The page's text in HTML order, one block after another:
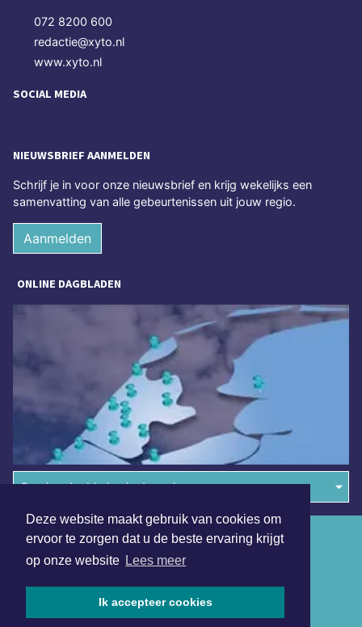
Deze website maakt gebruik van cookies om
ervoor te zorgen dat u de beste ervaring krijgt
op onze website Lees meer
Ik accepteer cookies
072 8200 600
redactie@xyto.nl
www.xyto.nl
SOCIAL MEDIA
NIEUWSBRIEF AANMELDEN
Schrijf je in voor onze nieuwsbrief en krijg wekelijks een
samenvatting van alle gebeurtenissen uit jouw regio.
Aanmelden
ONLINE DAGBLADEN
Overige dagbladen in de regio
Algemene voorwaarden
Disclaimer